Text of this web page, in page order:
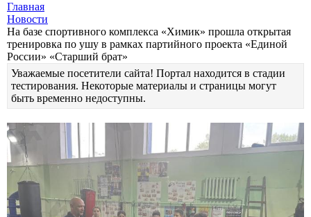
Главная
Новости
На базе спортивного комплекса «Химик» прошла открытая
тренировка по ушу в рамках партийного проекта «Единой
России» «Старший брат»
Уважаемые посетители сайта! Портал находится в стадии
тестирования. Некоторые материалы и страницы могут
быть временно недоступны.